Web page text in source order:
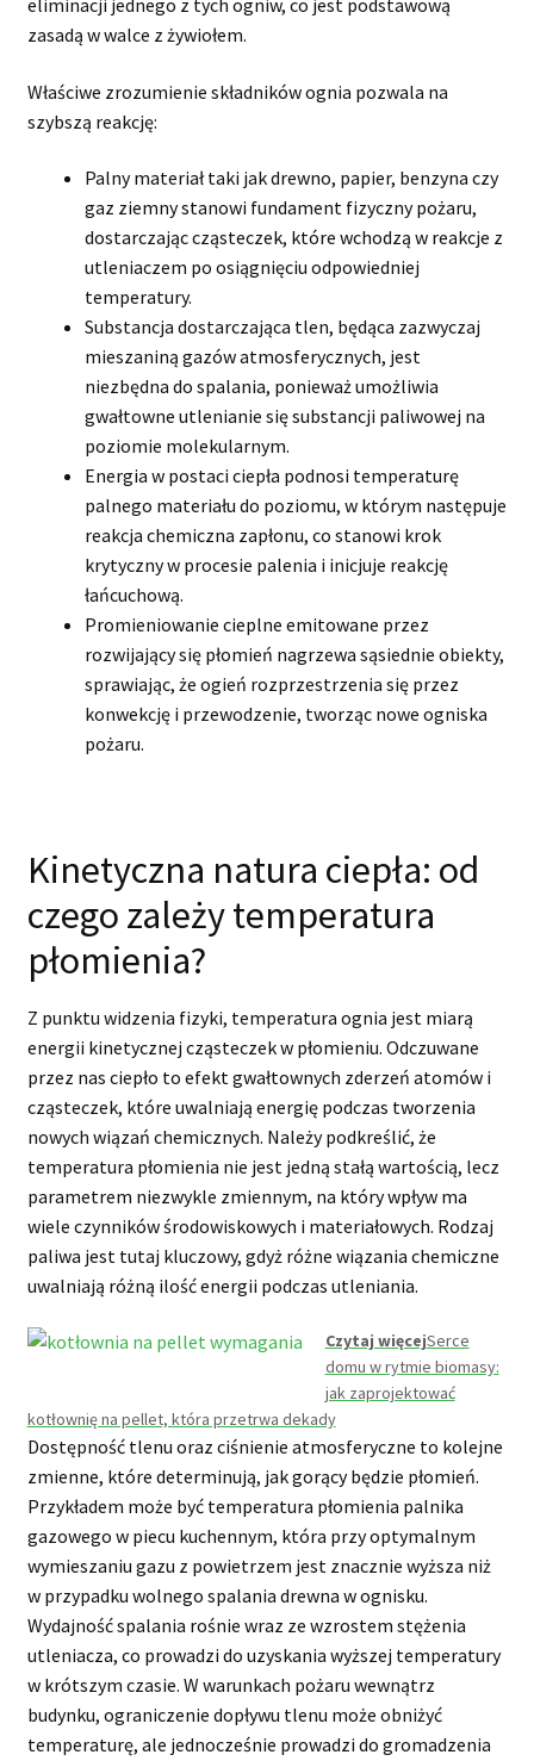
zasadą w walce z żywiołem.
Właściwe zrozumienie składników ognia pozwala na
szybszą reakcję:
Palny materiał taki jak drewno, papier, benzyna czy
gaz ziemny stanowi fundament fizyczny pożaru,
dostarczając cząsteczek, które wchodzą w reakcje z
utleniaczem po osiągnięciu odpowiedniej
temperatury.
Substancja dostarczająca tlen, będąca zazwyczaj
mieszaniną gazów atmosferycznych, jest
niezbędna do spalania, ponieważ umożliwia
gwałtowne utlenianie się substancji paliwowej na
poziomie molekularnym.
Energia w postaci ciepła podnosi temperaturę
palnego materiału do poziomu, w którym następuje
reakcja chemiczna zapłonu, co stanowi krok
krytyczny w procesie palenia i inicjuje reakcję
łańcuchową.
Promieniowanie cieplne emitowane przez
rozwijający się płomień nagrzewa sąsiednie obiekty,
sprawiając, że ogień rozprzestrzenia się przez
konwekcję i przewodzenie, tworząc nowe ogniska
pożaru.
Kinetyczna natura ciepła: od
czego zależy temperatura
płomienia?
Z punktu widzenia fizyki, temperatura ognia jest miarą
energii kinetycznej cząsteczek w płomieniu. Odczuwane
przez nas ciepło to efekt gwałtownych zderzeń atomów i
cząsteczek, które uwalniają energię podczas tworzenia
nowych wiązań chemicznych. Należy podkreślić, że
temperatura płomienia nie jest jedną stałą wartością, lecz
parametrem niezwykle zmiennym, na który wpływ ma
wiele czynników środowiskowych i materiałowych. Rodzaj
paliwa jest tutaj kluczowy, gdyż różne wiązania chemiczne
uwalniają różną ilość energii podczas utleniania.
Czytaj więcejSerce
domu w rytmie biomasy:
jak zaprojektować
kotłownię na pellet, która przetrwa dekady
Dostępność tlenu oraz ciśnienie atmosferyczne to kolejne
zmienne, które determinują, jak gorący będzie płomień.
Przykładem może być temperatura płomienia palnika
gazowego w piecu kuchennym, która przy optymalnym
wymieszaniu gazu z powietrzem jest znacznie wyższa niż
w przypadku wolnego spalania drewna w ognisku.
Wydajność spalania rośnie wraz ze wzrostem stężenia
utleniacza, co prowadzi do uzyskania wyższej temperatury
w krótszym czasie. W warunkach pożaru wewnątrz
budynku, ograniczenie dopływu tlenu może obniżyć
temperaturę, ale jednocześnie prowadzi do gromadzenia